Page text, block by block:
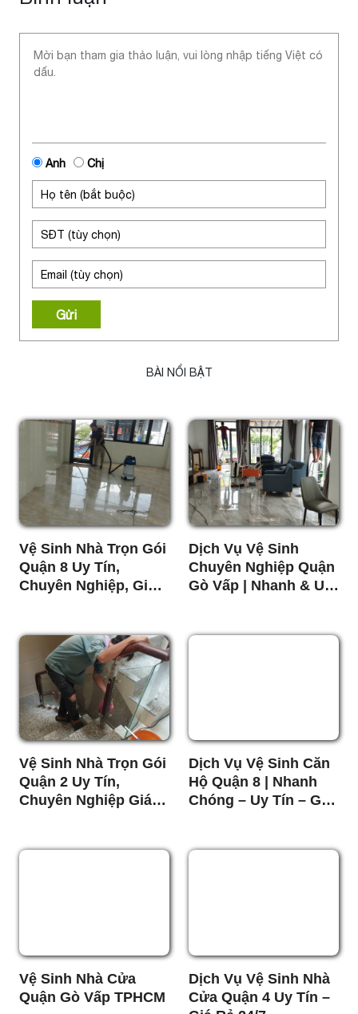
Anh Chị
Gửi
BÀI NỔI BẬT
Vệ Sinh Nhà Trọn Gói
Quận 8 Uy Tín,
Chuyên Nghiệp, Giá
Dịch Vụ Vệ Sinh
Chuyên Nghiệp Quận
Gò Vấp | Nhanh & Uy
Vệ Sinh Nhà Trọn Gói
Quận 2 Uy Tín,
Chuyên Nghiệp Giá
Dịch Vụ Vệ Sinh Căn
Hộ Quận 8 | Nhanh
Chóng – Uy Tín – Giá
Vệ Sinh Nhà Cửa
Quận Gò Vấp TPHCM
Dịch Vụ Vệ Sinh Nhà
Cửa Quận 4 Uy Tín –